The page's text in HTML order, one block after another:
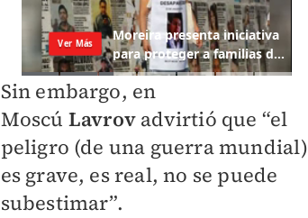
Sin embargo, en
Moscú Lavrovadvirtió que “el
peligro (de una guerra mundial)
es grave, es real, no se puede
subestimar”.